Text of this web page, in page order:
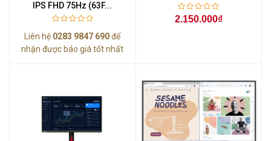
IPS FHD 75Hz (63F...
Liên hệ 0283 9847 690để
nhận được báo giá tốt nhất
2.150.000₫